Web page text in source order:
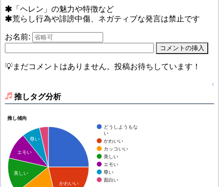
「ヘレン」の魅力や特徴など
荒らし行為や誹謗中傷、ネガティブな発言は禁止です
お名前:
💡まだコメントはありません。投稿お待ちしています！
↑
推しタグ分析
推し傾向
どうしようもな
い
かわいい
カッコいい
美しい
エモい
尊い
面白い
かわいい
尊い
エモい
美しい